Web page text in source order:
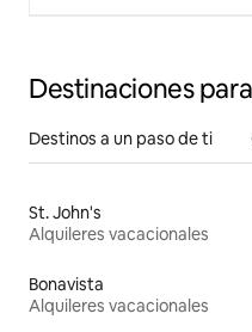
Destinaciones
Destinos a un paso de ti
St. John's
Alquileres vacacionales
Bonavista
Alquileres vacacionales